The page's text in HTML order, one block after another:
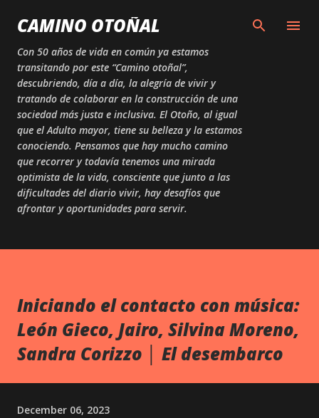
Skip to main content
CAMINO OTOÑAL
Con 50 años de vida en común ya estamos
transitando por este “Camino otoñal”,
descubriendo, día a día, la alegría de vivir y
tratando de colaborar en la construcción de una
sociedad más justa e inclusiva. El Otoño, al igual
que el Adulto mayor, tiene su belleza y la estamos
conociendo. Pensamos que hay mucho camino
que recorrer y todavía tenemos una mirada
optimista de la vida, consciente que junto a las
dificultades del diario vivir, hay desafíos que
afrontar y oportunidades para servir.
Iniciando el contacto con música:
León Gieco, Jairo, Silvina Moreno,
Sandra Corizzo │ El desembarco
December 06, 2023